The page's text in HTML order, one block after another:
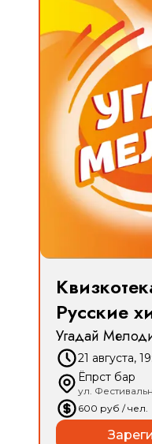
Русские
Угадай
21 августа,
Ёпрст бар
ул.
600 руб / чел.